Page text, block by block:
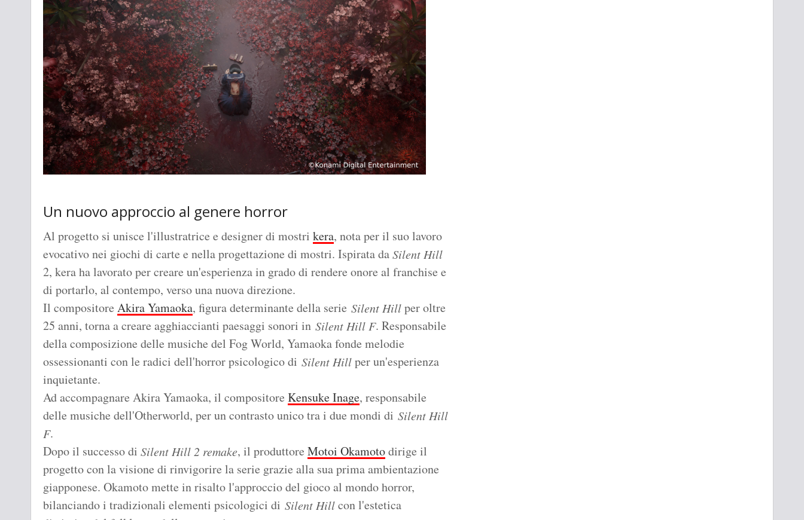
Un nuovo approccio al genere horror
Al progetto si unisce l'illustratrice e designer di mostri kera, nota per il suo lavoro
evocativo nei giochi di carte e nella progettazione di mostri. Ispirata daSilent Hill
2, kera ha lavorato per creare un'esperienza in grado di rendere onore al franchise e
di portarlo, al contempo, verso una nuova direzione.
Il compositore Akira Yamaoka, figura determinante della serie Silent Hillper oltre
25 anni, torna a creare agghiaccianti paesaggi sonori in Silent Hill F. Responsabile
della composizione delle musiche del Fog World, Yamaoka fonde melodie
ossessionanti con le radici dell'horror psicologico di Silent Hillper un'esperienza
inquietante.
Ad accompagnare Akira Yamaoka, il compositore Kensuke Inage, responsabile
delle musiche dell'Otherworld, per un contrasto unico tra i due mondi di Silent Hill
F.
Dopo il successo di Silent Hill 2 remake, il produttore Motoi Okamotodirige il
progetto con la visione di rinvigorire la serie grazie alla sua prima ambientazione
giapponese. Okamoto mette in risalto l'approccio del gioco al mondo horror,
bilanciando i tradizionali elementi psicologici di Silent Hillcon l'estetica